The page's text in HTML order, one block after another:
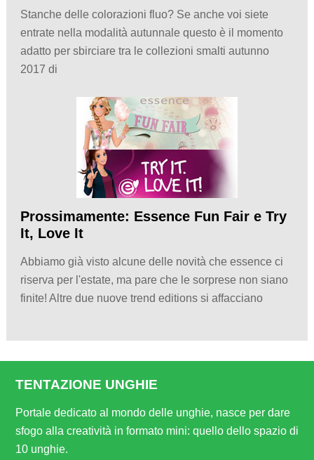
Stanche delle colorazioni fluo? Se anche voi siete
entrate nella modalità autunnale questo è il momento
adatto per sbirciare tra le collezioni smalti autunno
2017 di
Prossimamente: Essence Fun Fair e Try
It, Love It
Abbiamo già visto alcune delle novità che essence ci
riserva per l'estate, ma pare che le sorprese non siano
finite! Altre due nuove trend editions si affacciano
TENTAZIONE UNGHIE
Portale dedicato al mondo delle unghie, nasce per dare
sfogo alla creatività in formato mini: quello dello spazio di
10 unghie.